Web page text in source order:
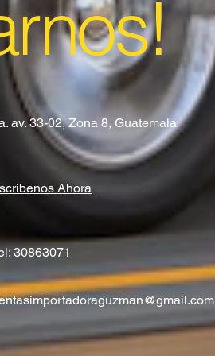
av. 33-02, Zona 8, Guatemala
Ahora
30863071